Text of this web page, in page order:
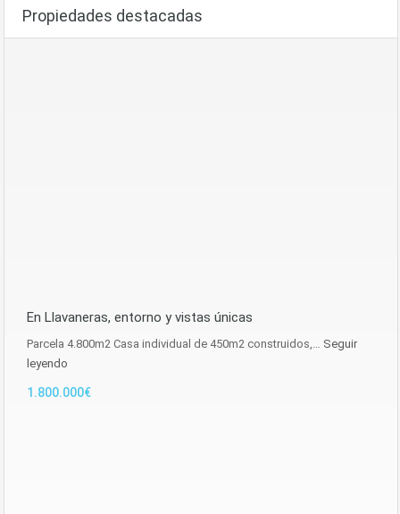
Propiedades destacadas
En Llavaneras, entorno y vistas únicas
Parcela 4.800m2 Casa individual de 450m2 construidos,… Seguir
leyendo
1.800.000€